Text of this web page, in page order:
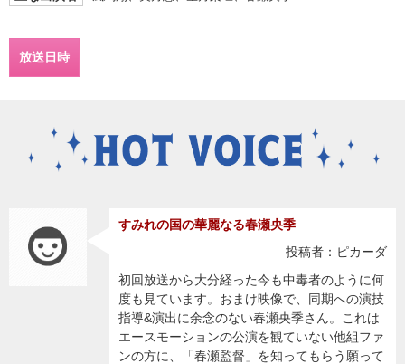
放送日時
すみれの国の華麗なる春瀬央季
投稿者：ピカーダ
初回放送から大分経った今も中毒者のように何
度も見ています。おまけ映像で、同期への演技
指導&演出に余念のない春瀬央季さん。これは
エースモーションの公演を観ていない他組ファ
ンの方に、「春瀬監督」を知ってもらう願って